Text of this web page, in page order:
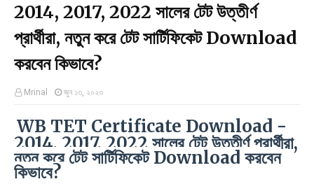
2014, 2017, 2022 সালের টেট উত্তীর্ণ
প্রার্থীরা, নতুন করে টেট সার্টিফিকেট Download
করবেন কিভাবে?
Mrinal জুন ১৩, ২০২৩
WB TET Certificate Download -
2014, 2017, 2022 সালের টেট উত্তীর্ণ প্রার্থীরা,
নতুন করে টেট সার্টিফিকেট Download করবেন
কিভাবে?